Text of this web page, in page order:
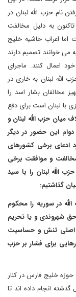
نام حزب الله لبنان در
به دلیل مخالفت
اما اعراب حاشیه خلیج
می خوانند تصمیم دارند
اعمال کنند. ماجرای
لبنان به خاری در
مخالفان بشار اسد را
با لبنان است برای دفع
میان حزب الله لبنان و
این حضور در دیگر
ادعای برخی کشورهای
و موافقت برخی
الله لبنان را با سید
گذاشتیم:
در سوریه را محکوم
شهروندی و یا تحریم
اصلی تنش و حساسیت
برای فشار بر حزب
خلیج فارس در کنار
انجام داده اند تا